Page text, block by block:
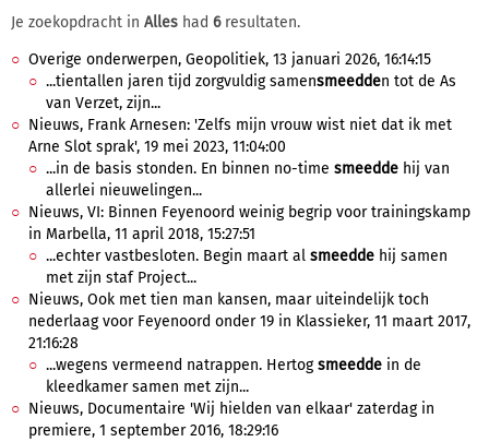
Je zoekopdracht in Alles had 6resultaten.
Overige onderwerpen, Geopolitiek, 13 januari 2026, 16:14:15
...tientallen jaren tijd zorgvuldig samensmeedden tot de As
van Verzet, zijn...
Nieuws, Frank Arnesen: 'Zelfs mijn vrouw wist niet dat ik met
Arne Slot sprak', 19 mei 2023, 11:04:00
...in de basis stonden. En binnen no-time smeedde hij van
allerlei nieuwelingen...
Nieuws, VI: Binnen Feyenoord weinig begrip voor trainingskamp
in Marbella, 11 april 2018, 15:27:51
...echter vastbesloten. Begin maart al smeedde hij samen
met zijn staf Project...
Nieuws, Ook met tien man kansen, maar uiteindelijk toch
nederlaag voor Feyenoord onder 19 in Klassieker, 11 maart 2017,
21:16:28
...wegens vermeend natrappen. Hertogsmeedde in de
kleedkamer samen met zijn...
Nieuws, Documentaire 'Wij hielden van elkaar' zaterdag in
premiere, 1 september 2016, 18:29:16